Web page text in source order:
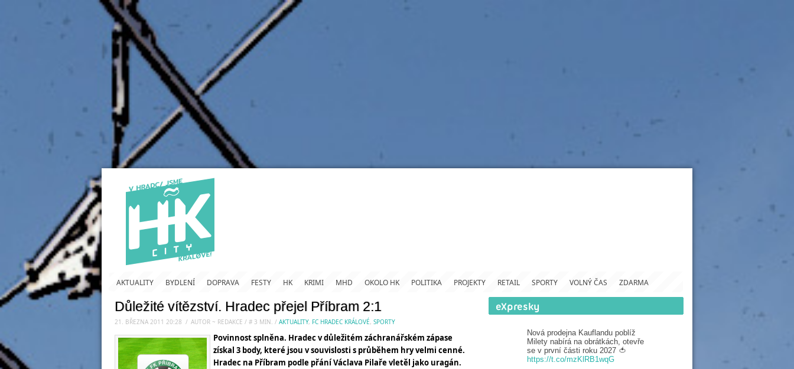
AKTUALITY BYDLENÍ DOPRAVA FESTY HK KRIMI MHD OKOLO HK POLITIKA PROJEKTY RETAIL SPORTY VOLNÝ ČAS ZDARMA
Důležité vítězství. Hradec přejel Příbram 2:1
21. BŘEZNA 2011 20:28 / AUTOR ~ REDAKCE / # 3 MIN. / AKTUALITY, FC HRADEC KRÁLOVÉ, SPORTY
Povinnost splněna. Hradec v důležitém záchranářském zápase
získal 3 body, které jsou v souvislosti s průběhem hry velmi cenné.
Hradec na Příbram podle přání Václava Pilaře vletěl jako uragán.
Nová prodejna Kauflandu poblíž
Milety nabírá na obrátkách, otevře
se v první části roku 2027 🍅
https://t.co/mzKlRB1wqG